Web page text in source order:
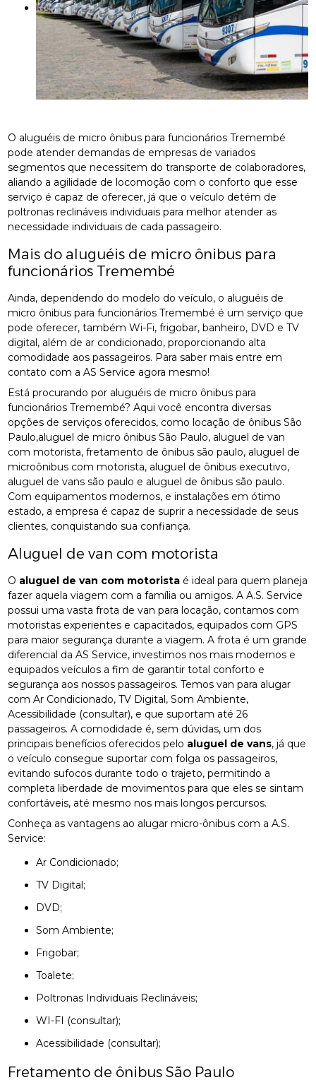
O aluguéis de micro ônibus para funcionários Tremembé
pode atender demandas de empresas de variados
segmentos que necessitem do transporte de colaboradores,
aliando a agilidade de locomoção com o conforto que esse
serviço é capaz de oferecer, já que o veículo detém de
poltronas reclináveis individuais para melhor atender as
necessidade individuais de cada passageiro.
Mais do aluguéis de micro ônibus para
funcionários Tremembé
Ainda, dependendo do modelo do veículo, o aluguéis de
micro ônibus para funcionários Tremembé é um serviço que
pode oferecer, também Wi-Fi, frigobar, banheiro, DVD e TV
digital, além de ar condicionado, proporcionando alta
comodidade aos passageiros. Para saber mais entre em
contato com a AS Service agora mesmo!
Está procurando por aluguéis de micro ônibus para
funcionários Tremembé? Aqui você encontra diversas
opções de serviços oferecidos, como locação de ônibus São
Paulo,aluguel de micro ônibus São Paulo, aluguel de van
com motorista, fretamento de ônibus são paulo, aluguel de
microônibus com motorista, aluguel de ônibus executivo,
aluguel de vans são paulo e aluguel de ônibus são paulo.
Com equipamentos modernos, e instalações em ótimo
estado, a empresa é capaz de suprir a necessidade de seus
clientes, conquistando sua confiança.
Aluguel de van com motorista
O aluguel de van com motorista é ideal para quem planeja
fazer aquela viagem com a família ou amigos. A A.S. Service
possui uma vasta frota de van para locação, contamos com
motoristas experientes e capacitados, equipados com GPS
para maior segurança durante a viagem. A frota é um grande
diferencial da AS Service, investimos nos mais modernos e
equipados veículos a fim de garantir total conforto e
segurança aos nossos passageiros. Temos van para alugar
com Ar Condicionado, TV Digital, Som Ambiente,
Acessibilidade (consultar), e que suportam até 26
passageiros. A comodidade é, sem dúvidas, um dos
principais benefícios oferecidos pelo aluguel de vans, já que
o veículo consegue suportar com folga os passageiros,
evitando sufocos durante todo o trajeto, permitindo a
completa liberdade de movimentos para que eles se sintam
confortáveis, até mesmo nos mais longos percursos.
Conheça as vantagens ao alugar micro-ônibus com a A.S.
Service:
Ar Condicionado;
TV Digital;
DVD;
Som Ambiente;
Frigobar;
Toalete;
Poltronas Individuais Reclináveis;
WI-FI (consultar);
Acessibilidade (consultar);
Fretamento de ônibus São Paulo